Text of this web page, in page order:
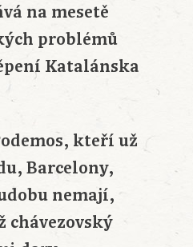
na mesetě
problémů
Katalánska
kteří už
Barcelony,
nemají,
chávezovský